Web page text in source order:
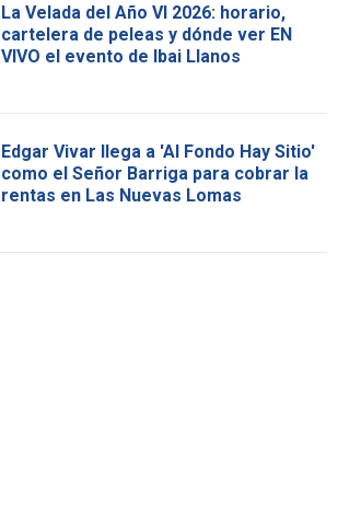
La Velada del Año VI 2026: horario,
cartelera de peleas y dónde ver EN
VIVO el evento de Ibai Llanos
Edgar Vivar llega a 'Al Fondo Hay Sitio'
como el Señor Barriga para cobrar la
rentas en Las Nuevas Lomas